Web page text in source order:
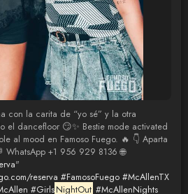
con la carita de “yo sé” y la otra
el dancefloor 😏✨ Bestie mode activated
al mood en Famoso Fuego. 🔥 👇 Aparta
WhatsApp +1 956 929 8136 🌐
"
reserva #FamosoFuego #McAllenTX
#GirlsNightOut #McAllenNights